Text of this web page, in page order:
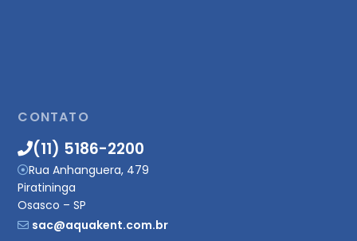
CONTATO
(11) 5186-2200
Rua Anhanguera, 479
Piratininga
Osasco – SP
sac@aquakent.com.br